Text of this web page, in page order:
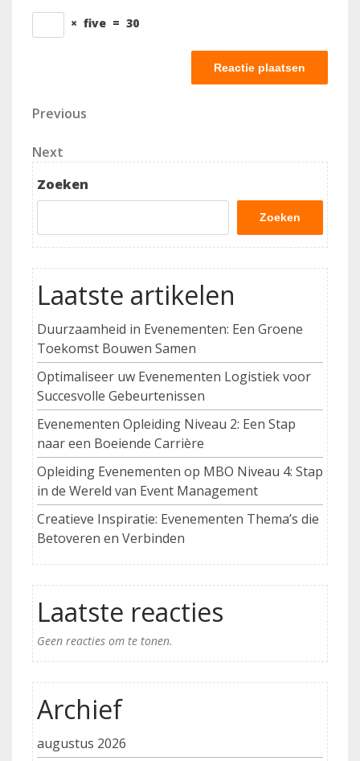
× five = 30
Berichtnavigatie
Previous
Previous
Next
Post
Next
Zoeken
Zoeken
Laatste artikelen
Duurzaamheid in Evenementen: Een Groene
Toekomst Bouwen Samen
Optimaliseer uw Evenementen Logistiek voor
Succesvolle Gebeurtenissen
Evenementen Opleiding Niveau 2: Een Stap
naar een Boeiende Carrière
Opleiding Evenementen op MBO Niveau 4: Stap
in de Wereld van Event Management
Creatieve Inspiratie: Evenementen Thema’s die
Betoveren en Verbinden
Laatste reacties
Geen reacties om te tonen.
Archief
augustus 2026